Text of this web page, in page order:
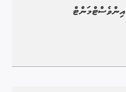
އިންވެސްޓްމަންޓް